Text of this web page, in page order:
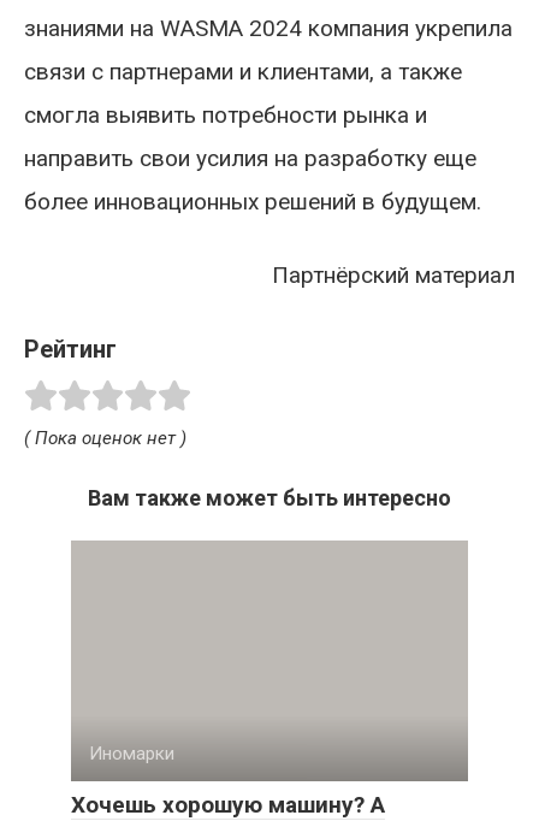
знаниями на WASMA 2024 компания укрепила
связи с партнерами и клиентами, а также
смогла выявить потребности рынка и
направить свои усилия на разработку еще
более инновационных решений в будущем.
Партнёрский материал
Рейтинг
( Пока оценок нет )
Вам также может быть интересно
Иномарки
Хочешь хорошую машину? А